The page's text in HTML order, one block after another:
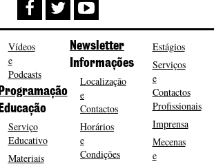
Vídeos
e
Podcasts
Programação
Educação
Serviço
Educativo
Materiais
Newsletter
Informações
Localização
e
Contactos
Horários
e
Condições
Estágios
Serviços
e
Contactos
Profissionais
Imprensa
Mecenas
e